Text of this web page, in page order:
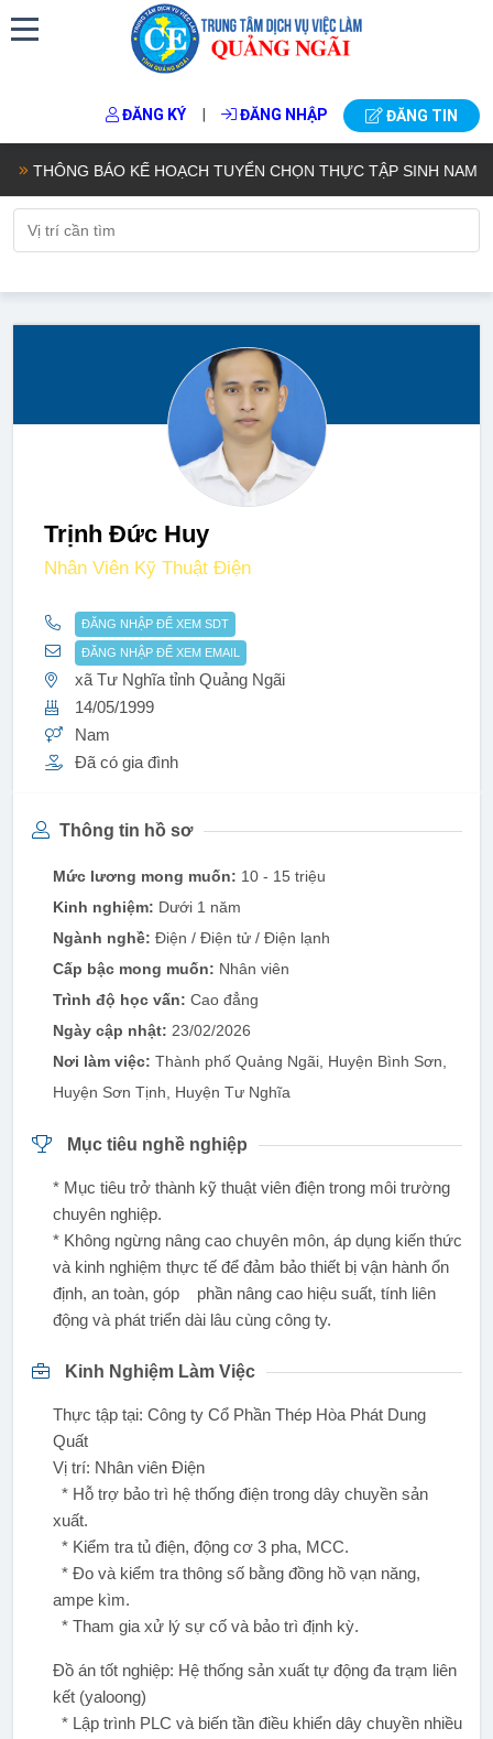
ĐĂNG KÝ | ĐĂNG NHẬP ĐĂNG TIN
THÔNG BÁO KẾ HOẠCH TUYỂN CHỌN THỰC TẬP SINH NAM ĐI
Trịnh Đức Huy
Nhân Viên Kỹ Thuật Điện
ĐĂNG NHẬP ĐỂ XEM SDT
ĐĂNG NHẬP ĐỂ XEM EMAIL
xã Tư Nghĩa tỉnh Quảng Ngãi
14/05/1999
Nam
Đã có gia đình
Thông tin hồ sơ
Mức lương mong muốn: 10 - 15 triệu
Kinh nghiệm: Dưới 1 năm
Ngành nghề: Điện / Điện tử / Điện lạnh
Cấp bậc mong muốn: Nhân viên
Trình độ học vấn: Cao đẳng
Ngày cập nhật: 23/02/2026
Nơi làm việc: Thành phố Quảng Ngãi, Huyện Bình Sơn,
Huyện Sơn Tịnh, Huyện Tư Nghĩa
Mục tiêu nghề nghiệp
* Mục tiêu trở thành kỹ thuật viên điện trong môi trường
chuyên nghiệp.
* Không ngừng nâng cao chuyên môn, áp dụng kiến thức
và kinh nghiệm thực tế để đảm bảo thiết bị vận hành ổn
định, an toàn, góp phần nâng cao hiệu suất, tính liên
động và phát triển dài lâu cùng công ty.
Kinh Nghiệm Làm Việc
Thực tập tại: Công ty Cổ Phần Thép Hòa Phát Dung
Quất
Vị trí: Nhân viên Điện
* Hỗ trợ bảo trì hệ thống điện trong dây chuyền sản
xuất.
* Kiểm tra tủ điện, động cơ 3 pha, MCC.
* Đo và kiểm tra thông số bằng đồng hồ vạn năng,
ampe kìm.
* Tham gia xử lý sự cố và bảo trì định kỳ.
Đồ án tốt nghiệp: Hệ thống sản xuất tự động đa trạm liên
kết (yaloong)
* Lập trình PLC và biến tần điều khiển dây chuyền nhiều